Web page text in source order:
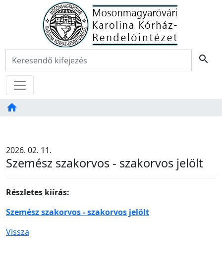
Főoldal
Keresés: search
Menü
home
TAB
2026. 02. 11.
Szemész szakorvos - szakorvos jelölt
Részletes kiírás:
Szemész szakorvos - szakorvos jelölt
Vissza